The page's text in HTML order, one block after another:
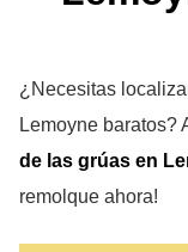
¿Necesitas
Lemoyne baratos?
de las grúas en
remolque ahora!